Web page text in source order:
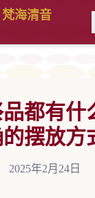
海清音
都有什
摆放方
2025年2月24日